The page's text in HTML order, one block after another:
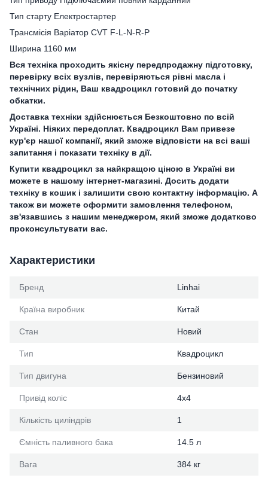
Тип старту Електростартер
Трансмісія Варіатор CVT F-L-N-R-P
Ширина 1160 мм
Вся техніка проходить якісну передпродажну підготовку,
перевірку всіх вузлів, перевіряються рівні масла і
технічних рідин, Ваш квадроцикл готовий до початку
обкатки.
Доставка техніки здійснюється Безкоштовно по всій
Україні. Ніяких передоплат. Квадроцикл Вам привезе
кур'єр нашої компанії, який зможе відповісти на всі ваші
запитання і показати техніку в дії.
Купити квадроцикл за найкращою ціною в Україні ви
можете в нашому інтернет-магазині. Досить додати
техніку в кошик і залишити свою контактну інформацію. А
також ви можете оформити замовлення телефоном,
зв'язавшись з нашим менеджером, який зможе додатково
проконсультувати вас.
Характеристики
Бренд Linhai
Країна виробник Китай
Стан Новий
Тип Квадроцикл
Тип двигуна Бензиновий
Привід коліс 4х4
Кількість циліндрів 1
Ємність паливного бака 14.5 л
Вага 384 кг